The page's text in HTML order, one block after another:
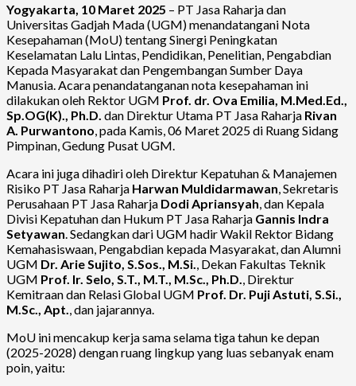
Yogyakarta, 10 Maret 2025 – PT Jasa Raharja dan
Universitas Gadjah Mada (UGM) menandatangani Nota
Kesepahaman (MoU) tentang Sinergi Peningkatan
Keselamatan Lalu Lintas, Pendidikan, Penelitian, Pengabdian
Kepada Masyarakat dan Pengembangan Sumber Daya
Manusia. Acara penandatanganan nota kesepahaman ini
dilakukan oleh Rektor UGM Prof. dr. Ova Emilia, M.Med.Ed.,
Sp.OG(K)., Ph.D. dan Direktur Utama PT Jasa Raharja Rivan
A. Purwantono, pada Kamis, 06 Maret 2025 di Ruang Sidang
Pimpinan, Gedung Pusat UGM.
Acara ini juga dihadiri oleh Direktur Kepatuhan & Manajemen
Risiko PT Jasa Raharja Harwan Muldidarmawan, Sekretaris
Perusahaan PT Jasa Raharja Dodi Apriansyah, dan Kepala
Divisi Kepatuhan dan Hukum PT Jasa Raharja Gannis Indra
Setyawan. Sedangkan dari UGM hadir Wakil Rektor Bidang
Kemahasiswaan, Pengabdian kepada Masyarakat, dan Alumni
UGM Dr. Arie Sujito, S.Sos., M.Si., Dekan Fakultas Teknik
UGM Prof. Ir. Selo, S.T., M.T., M.Sc., Ph.D., Direktur
Kemitraan dan Relasi Global UGM Prof. Dr. Puji Astuti, S.Si.,
M.Sc., Apt., dan jajarannya.
MoU ini mencakup kerja sama selama tiga tahun ke depan
(2025-2028) dengan ruang lingkup yang luas sebanyak enam
poin, yaitu: